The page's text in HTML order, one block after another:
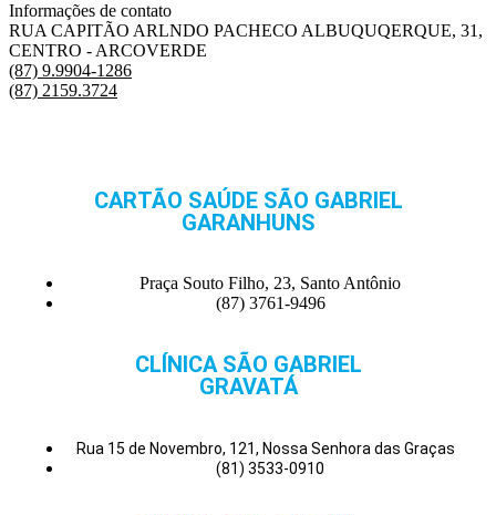
Informações de contato
RUA CAPITÃO ARLNDO PACHECO ALBUQUQERQUE, 31,
CENTRO - ARCOVERDE
(87) 9.9904-1286
(87) 2159.3724
CARTÃO SAÚDE SÃO GABRIEL
GARANHUNS
Praça Souto Filho, 23, Santo Antônio
(87) 3761-9496
CLÍNICA SÃO GABRIEL
GRAVATÁ
Rua 15 de Novembro, 121, Nossa Senhora das Graças
(81) 3533-0910